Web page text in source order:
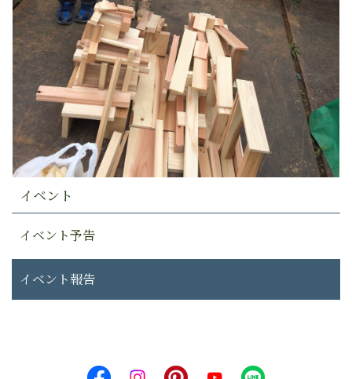
イベント
イベント予告
イベント報告